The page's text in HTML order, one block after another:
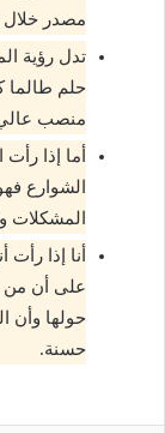
مصدر خلال
تدل رؤية
حلم طالما
منصب عالي
أما إذا
الشوارع
المشكلات
أنا إذا
على أن من
حولها وأن
حسنة.